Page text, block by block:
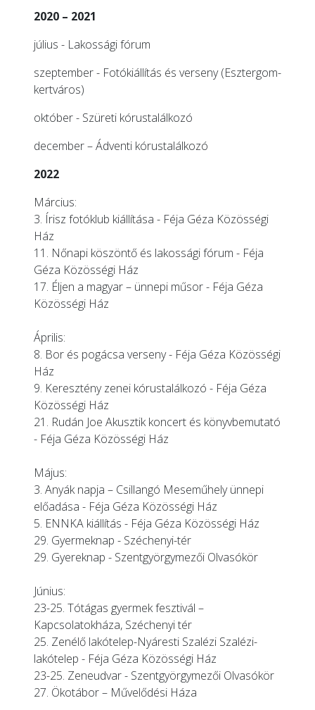
2020 – 2021
július - Lakossági fórum
szeptember - Fotókiállítás és verseny(Esztergom-
kertváros)
október - Szüreti kórustalálkozó
december –Ádventi kórustalálkozó
2022
Március:
3. Írisz fotóklub kiállítása - Féja Géza Közösségi
Ház
11. Nőnapi köszöntő és lakossági fórum - Féja
Géza Közösségi Ház
17. Éljen a magyar – ünnepi műsor - Féja Géza
Közösségi Ház
Április:
8. Bor és pogácsa verseny - Féja Géza Közösségi
Ház
9. Keresztény zenei kórustalálkozó - Féja Géza
Közösségi Ház
21. Rudán Joe Akusztik koncert és könyvbemutató
- Féja Géza Közösségi Ház
Május:
3. Anyák napja – Csillangó Meseműhely ünnepi
előadása - Féja Géza Közösségi Ház
5. ENNKA kiállítás - Féja Géza Közösségi Ház
29. Gyermeknap - Széchenyi-tér
29. Gyereknap - Szentgyörgymezői Olvasókör
Június:
23-25. Tótágas gyermek fesztivál –
Kapcsolatokháza, Széchenyi tér
25. Zenélő lakótelep-Nyáresti Szalézi Szalézi-
lakótelep - Féja Géza Közösségi Ház
23-25. Zeneudvar - Szentgyörgymezői Olvasókör
27. Ökotábor– Művelődési Háza